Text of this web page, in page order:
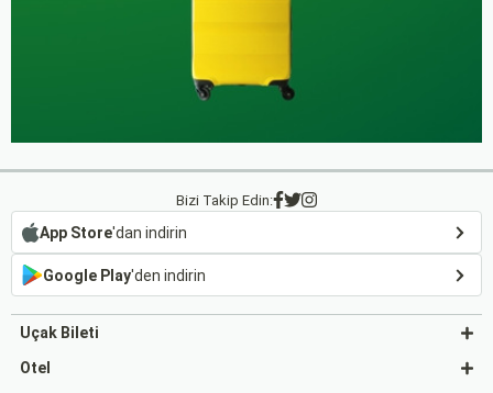
Bizi Takip Edin:
App Store'dan indirin
Google Play'den indirin
Uçak Bileti
Otel